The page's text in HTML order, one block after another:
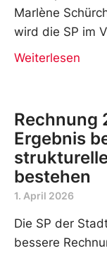
Marlène
wird die SP im
Weiterlesen
Rechnung
Ergebnis
bestehen
1. April 2026
Die SP der
bessere